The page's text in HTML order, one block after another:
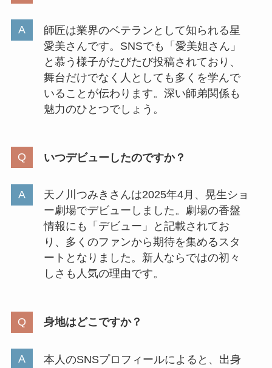
師匠は業界のベテランとして知られる星
愛美さんです。SNSでも「愛美姐さん」
と慕う様子がたびたび投稿されており、
舞台だけでなく人としても多くを学んで
いることが伝わります。深い師弟関係も
魅力のひとつでしょう。
いつデビューしたのですか？
天ノ川つみきさんは2025年4月、晃生ショ
ー劇場でデビューしました。劇場の香盤
情報にも「デビュー」と記載されてお
り、多くのファンから期待を集めるスタ
ートとなりました。新人ならではの初々
しさも人気の理由です。
身地はどこですか？
本人のSNSプロフィールによると、出身